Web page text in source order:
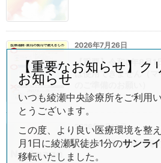
2026年7月26日
【重要】令和8年8月1
は使用できません（マ
2026年7月13日
2026年7月20日（海
【重要なお知らせ】
お知らせ
いつも綾瀬中央診療所をご利用
とうございます。
この度、より良い医療環境を整
月1日に綾瀬駅徒歩1分のサンラ
移転いたしました。